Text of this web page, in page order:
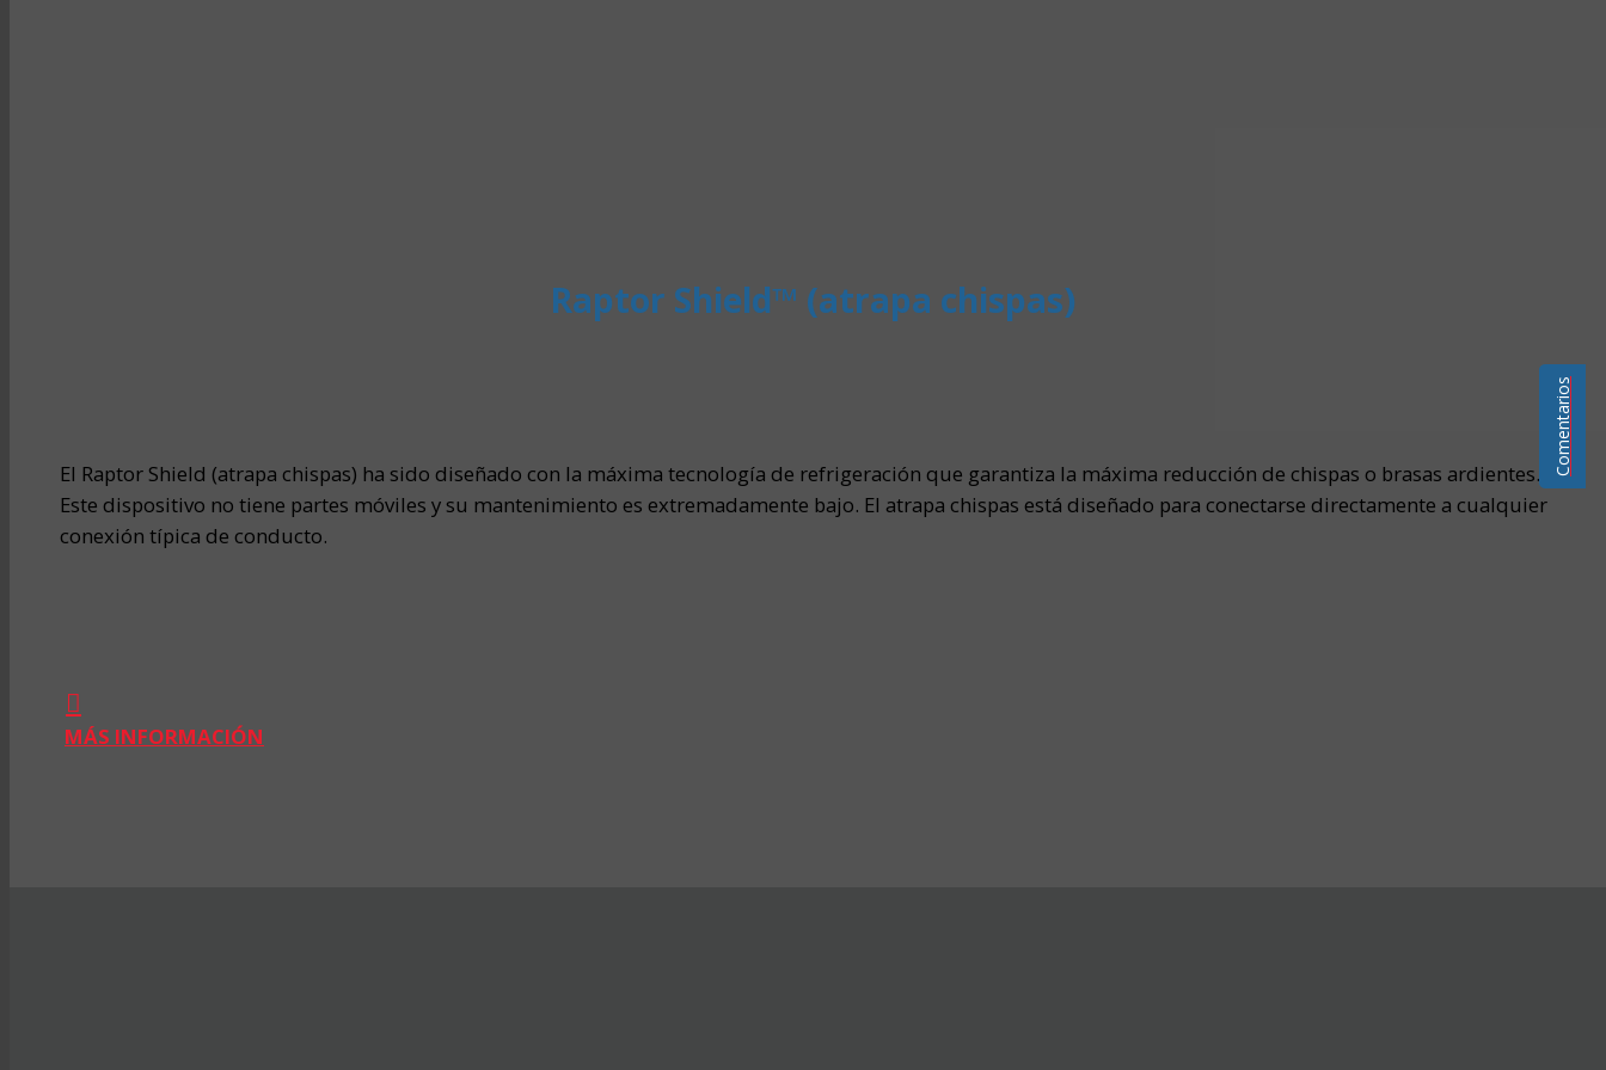
Raptor Shield™ (atrapa chispas)
El Raptor Shield (atrapa chispas) ha sido diseñado con la máxima tecnología de refrigeración que garantiza la máxima reducción de chispas o brasas ardientes.
Este dispositivo no tiene partes móviles y su mantenimiento es extremadamente bajo. El atrapa chispas está diseñado para conectarse directamente a cualquier
conexión típica de conducto.
MÁS INFORMACIÓN
Comentarios